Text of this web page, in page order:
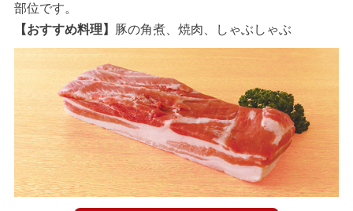
部位です。
【おすすめ料理】
豚の角煮、焼肉、しゃぶしゃぶ